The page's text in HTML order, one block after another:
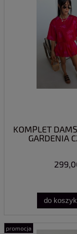
KOMPLET
GARDENIA
do
promocja